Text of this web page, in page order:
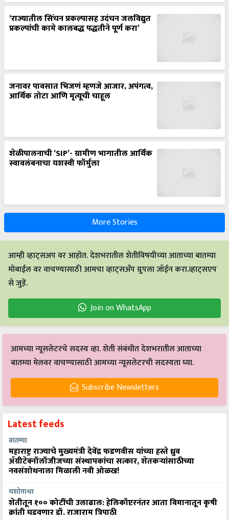
‘राज्यातील सिंचन प्रकल्पासह उदंचन जलविद्युत
प्रकल्पांची कामे कालबद्ध पद्धतीने पूर्ण करा’
जनावर पावसात भिजणं म्हणजे आजार, अपंगत्व,
आर्थिक तोटा आणि मृत्यूची चाहूल
शेळीपालनाची ‘SIP’- ग्रामीण भागातील आर्थिक
स्वावलंबनाचा यशस्वी फॉर्मुला
More Stories
आम्ही व्हाट्सअप वर आहोत. देशभरातील शेतीविषयीच्या आताच्या बातम्या
मोबाईल वर वाचण्यासाठी आमचा व्हाट्सअँप ग्रुपला जॉईन करा.व्हाट्सएप
से जुड़ें.
Join on WhatsApp
आमच्या न्यूसलेटरचे सदस्य व्हा. शेती संबंधीत देशभरातील आताच्या
बातम्या मेलवर वाचण्यासाठी आमच्या न्यूसलेटरची सदस्यता घ्या.
Subscribe Newsletters
Latest feeds
बातम्या
महाराष्ट्र राज्याचे मुख्यमंत्री देवेंद्र फडणवीस यांच्या हस्ते ध्रुव
ॲग्रीटेक्नॉलॉजीजच्या संस्थापकांचा सत्कार, शेतकऱ्यांसाठीच्या
नवसंशोधनाला मिळाली नवी ओळख!
यशोगाथा
शेतीतून १०० कोटींची उलाढाल: हेलिकॉप्टरनंतर आता विमानातून कृषी
क्रांती घडवणार डॉ. राजाराम त्रिपाठी